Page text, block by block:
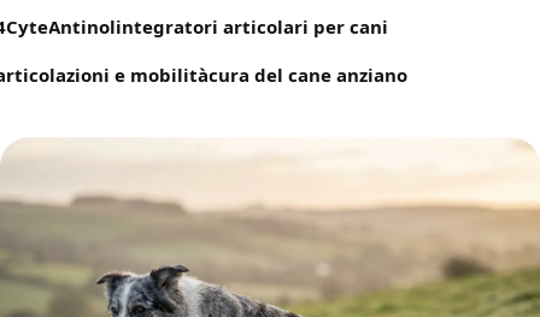
Antinolintegratori articolari per cani
e mobilitàcura del cane anziano